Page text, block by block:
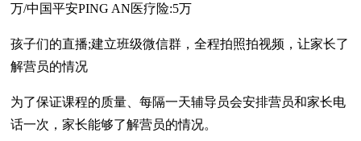
万/中国平安PING AN医疗险:5万
孩子们的直播;建立班级微信群，全程拍照拍视频，让家长了
解营员的情况
为了保证课程的质量、每隔一天辅导员会安排营员和家长电
话一次，家长能够了解营员的情况。